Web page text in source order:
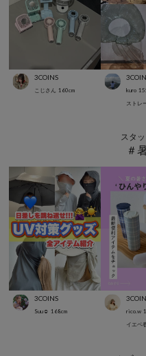
3COINS
こじさん 160cm kuro
ストレ
スタ
＃
3COINS
Suu☺︎ 168cm rico.w
イエベ